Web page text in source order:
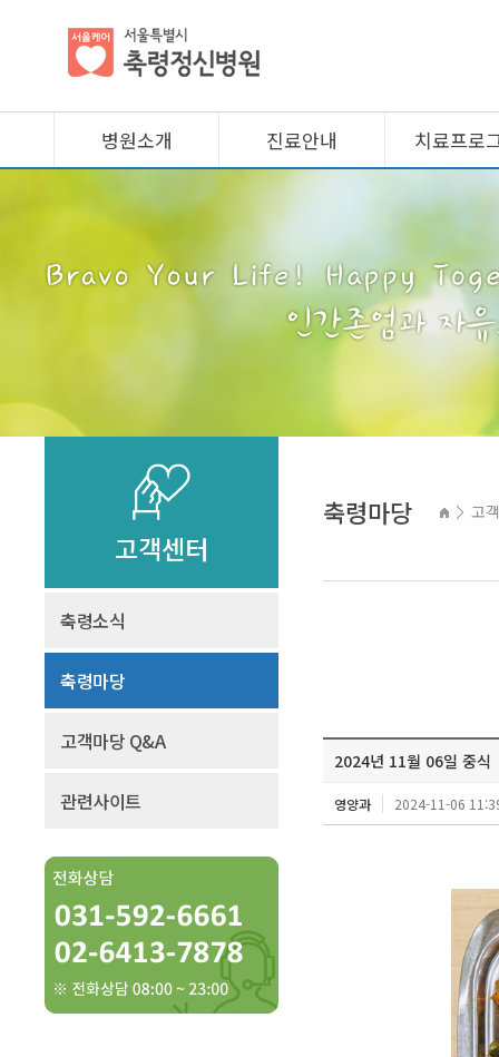
병원소개 진료안내 치료프로
고객센터
축령소식
축령마당
고객마당 Q&A
관련사이트
축령마당 > 고
2024년 11월 06일 중식
영양과 2024-11-06